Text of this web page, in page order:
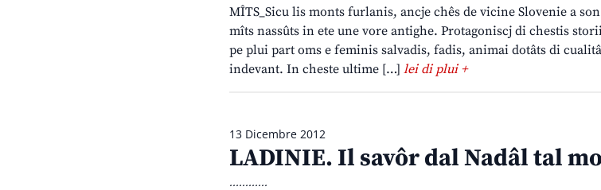
MÎTS_Sicu lis monts furlanis, ancje chês de vicine Slovenie a
mîts nassûts in ete une vore antighe. Protagoniscj di chestis
pe plui part oms e feminis salvadis, fadis, animai dotâts di
indevant. In cheste ultime […] lei di plui +
13 Dicembre 2012
LADINIE. Il savôr dal Nadâl tal
............